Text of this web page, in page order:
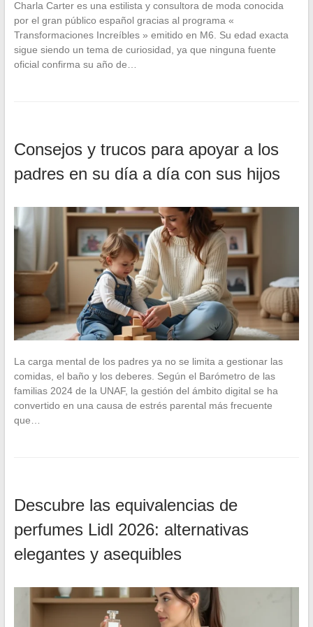
Charla Carter es una estilista y consultora de moda conocida
por el gran público español gracias al programa «
Transformaciones Increíbles » emitido en M6. Su edad exacta
sigue siendo un tema de curiosidad, ya que ninguna fuente
oficial confirma su año de…
Consejos y trucos para apoyar a los
padres en su día a día con sus hijos
La carga mental de los padres ya no se limita a gestionar las
comidas, el baño y los deberes. Según el Barómetro de las
familias 2024 de la UNAF, la gestión del ámbito digital se ha
convertido en una causa de estrés parental más frecuente
que…
Descubre las equivalencias de
perfumes Lidl 2026: alternativas
elegantes y asequibles